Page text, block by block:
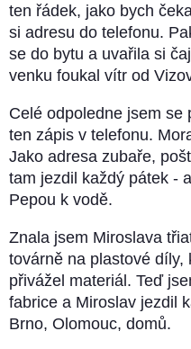
ten řádek, jako bych
si adresu do telefonu.
se do bytu a uvařila si
venku foukal vítr od
Celé odpoledne jsem se
ten zápis v telefonu.
Jako adresa zubaře,
tam jezdil každý pátek -
Pepou k vodě.
Znala jsem Miroslava
továrně na plastové díly,
přivážel materiál. Teď
fabrice a Miroslav jezdil
Brno, Olomouc, domů.